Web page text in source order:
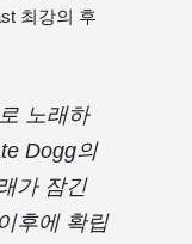
최강의 후
노래하
Dogg의
가 잠긴
후에 확립